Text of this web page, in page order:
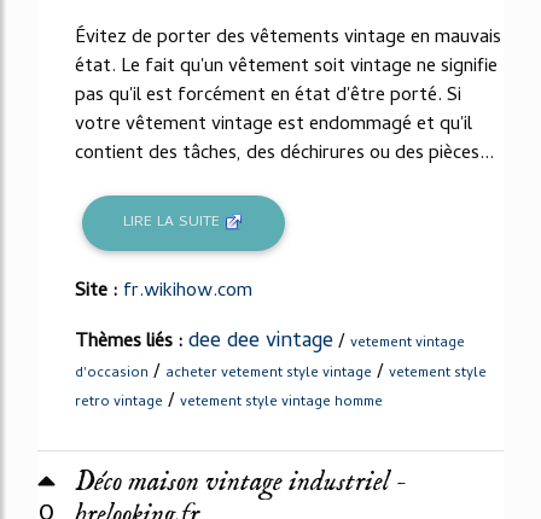
Évitez de porter des vêtements vintage en mauvais
état. Le fait qu'un vêtement soit vintage ne signifie
pas qu'il est forcément en état d'être porté. Si
votre vêtement vintage est endommagé et qu'il
contient des tâches, des déchirures ou des pièces...
LIRE LA SUITE
Site : fr.wikihow.com
Thèmes liés :dee dee vintage/ vetement vintage
d'occasion / acheter vetement style vintage / vetement style
retro vintage / vetement style vintage homme
Déco maison vintage industriel -